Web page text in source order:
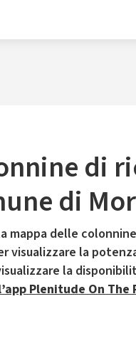
di
di
mappa delle
visualizzare la
la
Plenitude On The